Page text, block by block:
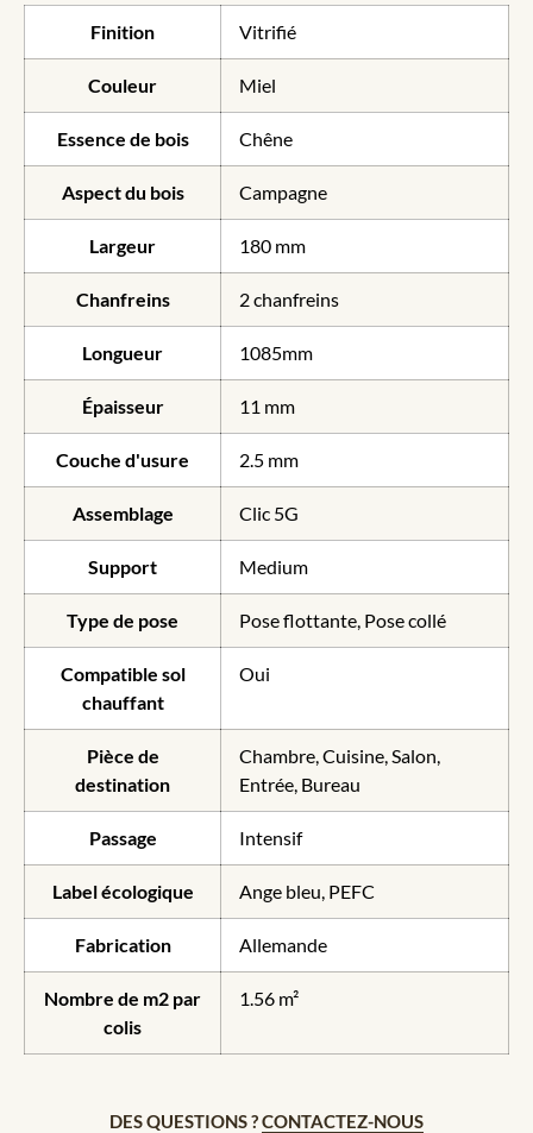
Finition Vitrifié
Couleur Miel
Essence de bois Chêne
Aspect du bois Campagne
Largeur 180 mm
Chanfreins 2 chanfreins
Longueur 1085mm
Épaisseur 11 mm
Couche d'usure 2.5 mm
Assemblage Clic 5G
Support Medium
Type de pose Pose flottante, Pose collé
Compatible sol
chauffant
Oui
Pièce de
destination
Chambre, Cuisine, Salon,
Entrée, Bureau
Passage Intensif
Label écologique Ange bleu, PEFC
Fabrication Allemande
Nombre de m2 par
colis
1.56 m²
DES QUESTIONS ?CONTACTEZ-NOUS